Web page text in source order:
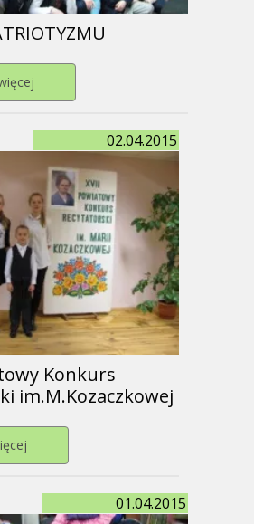
Przejdź do strony LEKCJA
02.04.2015
Konkurs
im.M.Kozaczkowej
Przejdź do strony XVII Powiatowy
01.04.2015